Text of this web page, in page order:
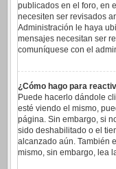
publicados en el foro, en
necesiten ser revisados
Administración le haya
mensajes necesitan ser
comuníquese con el
¿Cómo hago para
Puede hacerlo dándole
esté viendo el mismo,
página. Sin embargo, si
sido deshabilitado o el
alcanzado aún. También
mismo, sin embargo, lea